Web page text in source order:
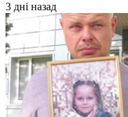
3 дні назад